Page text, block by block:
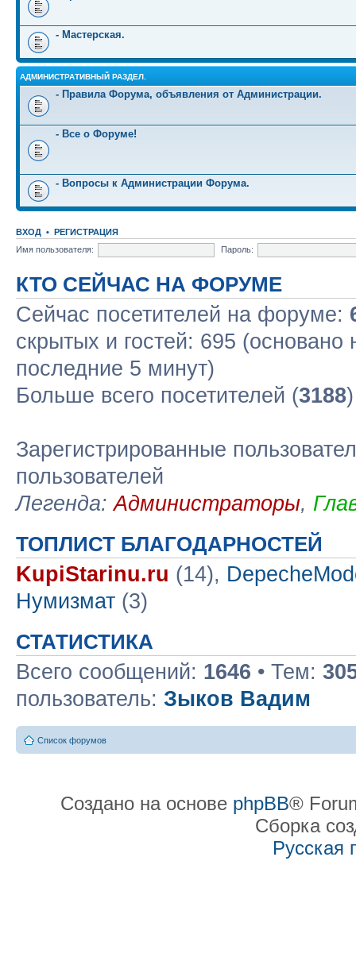
- Мастерская.
АДМИНИСТРАТИВНЫЙ РАЗДЕЛ.
- Правила Форума, объявления от Администрации.
- Все о Форуме!
- Вопросы к Администрации Форума.
ВХОД • РЕГИСТРАЦИЯ
Имя пользователя:
Пароль:
КТО СЕЙЧАС НА ФОРУМЕ
Сейчас посетителей на форуме:
скрытых и гостей: 695 (основано
последние 5 минут)
Больше всего посетителей (3188
Зарегистрированные
пользователей
Легенда:Администраторы,
ТОПЛИСТ БЛАГОДАРНОСТЕЙ
KupiStarinu.ru (14),
Нумизмат (3)
СТАТИСТИКА
Всего сообщений: 1646 • Тем:
пользователь: Зыков Вадим
Список форумов
Создано на основе phpBB®
Сборка
Русская